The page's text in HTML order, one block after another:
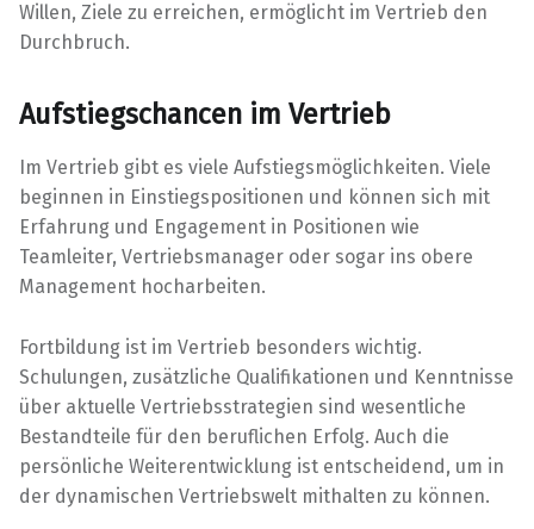
Willen, Ziele zu erreichen, ermöglicht im Vertrieb den
Durchbruch.
Aufstiegschancen im Vertrieb
Im Vertrieb gibt es viele Aufstiegsmöglichkeiten. Viele
beginnen in Einstiegspositionen und können sich mit
Erfahrung und Engagement in Positionen wie
Teamleiter, Vertriebsmanager oder sogar ins obere
Management hocharbeiten.
Fortbildung ist im Vertrieb besonders wichtig.
Schulungen, zusätzliche Qualifikationen und Kenntnisse
über aktuelle Vertriebsstrategien sind wesentliche
Bestandteile für den beruflichen Erfolg. Auch die
persönliche Weiterentwicklung ist entscheidend, um in
der dynamischen Vertriebswelt mithalten zu können.